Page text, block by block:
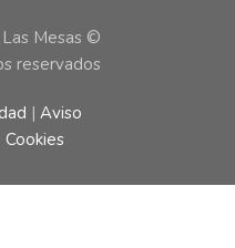
Mesas ©
reservados
|Aviso